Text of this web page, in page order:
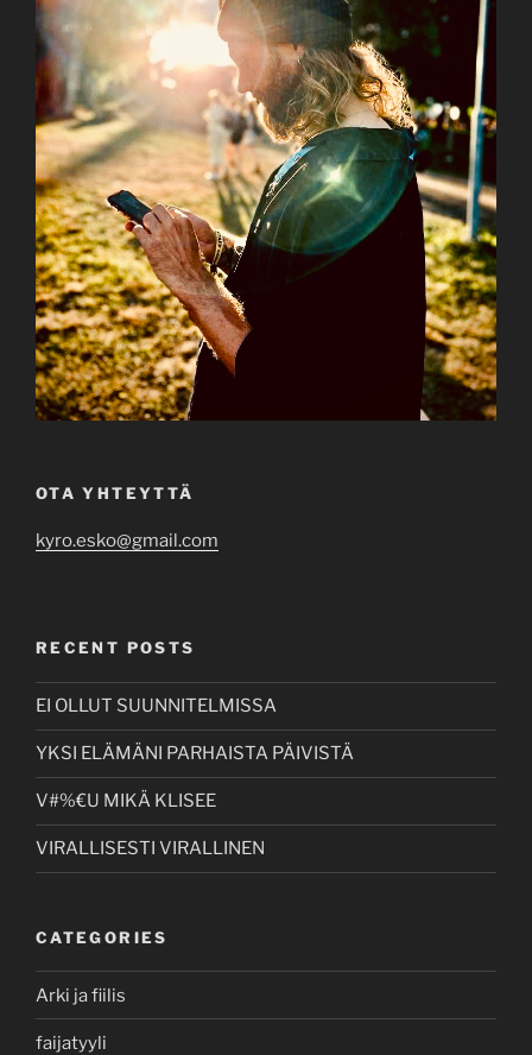
OTA YHTEYTTÄ
kyro.esko@gmail.com
RECENT POSTS
EI OLLUT SUUNNITELMISSA
YKSI ELÄMÄNI PARHAISTA PÄIVISTÄ
V#%€U MIKÄ KLISEE
VIRALLISESTI VIRALLINEN
CATEGORIES
Arki ja fiilis
faijatyyli